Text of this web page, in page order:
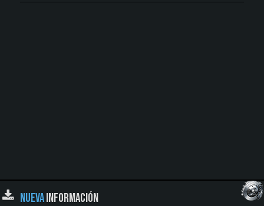
Neumáticos, Amortiguadores, Bosquejo de la Carrocería, Bomba Calorimétrica
NUEVAINFORMACIÓN